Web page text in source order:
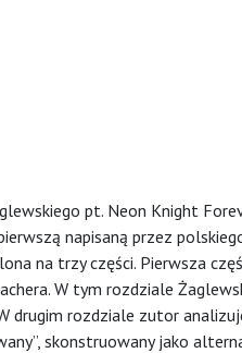
pt. Neon Knight
napisaną przez
na trzy części. Pierwsza
W tym rozdziale
drugim rozdziale zutor
skonstruowany jako